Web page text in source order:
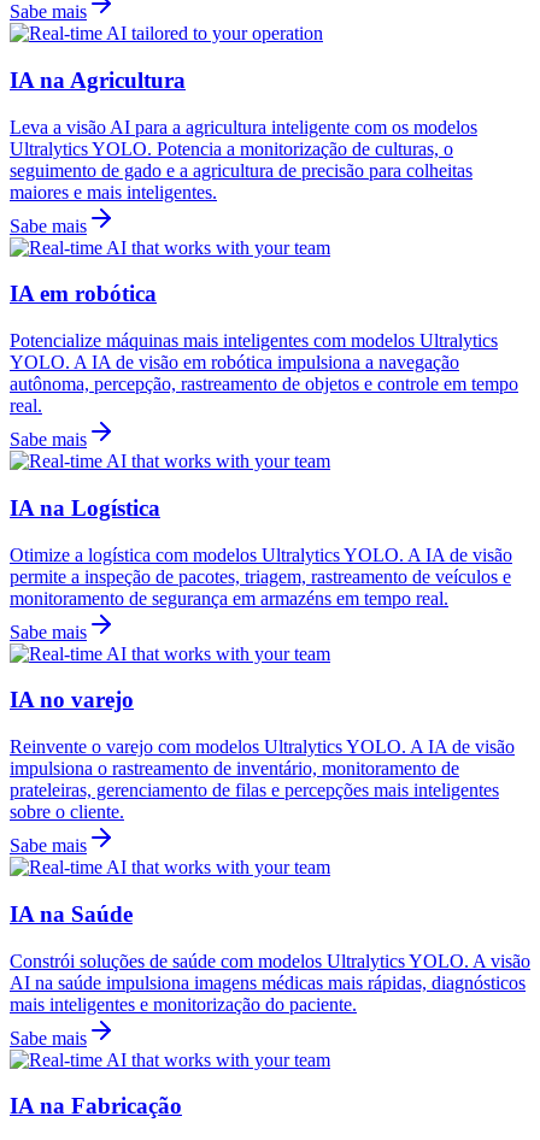
Sabe mais
IA na Agricultura
Leva a visão AI para a agricultura inteligente com os modelos
Ultralytics YOLO. Potencia a monitorização de culturas, o
seguimento de gado e a agricultura de precisão para colheitas
maiores e mais inteligentes.
Sabe mais
IA em robótica
Potencialize máquinas mais inteligentes com modelos Ultralytics
YOLO. A IA de visão em robótica impulsiona a navegação
autônoma, percepção, rastreamento de objetos e controle em tempo
real.
Sabe mais
IA na Logística
Otimize a logística com modelos Ultralytics YOLO. A IA de visão
permite a inspeção de pacotes, triagem, rastreamento de veículos e
monitoramento de segurança em armazéns em tempo real.
Sabe mais
IA no varejo
Reinvente o varejo com modelos Ultralytics YOLO. A IA de visão
impulsiona o rastreamento de inventário, monitoramento de
prateleiras, gerenciamento de filas e percepções mais inteligentes
sobre o cliente.
Sabe mais
IA na Saúde
Constrói soluções de saúde com modelos Ultralytics YOLO. A visão
AI na saúde impulsiona imagens médicas mais rápidas, diagnósticos
mais inteligentes e monitorização do paciente.
Sabe mais
IA na Fabricação